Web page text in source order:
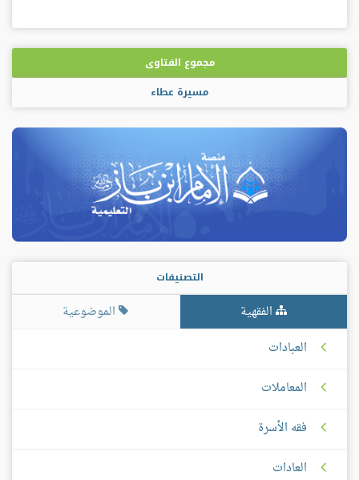
مجموع الفتاوى
مسيرة عطاء
التصنيفات
الفقهية
الموضوعية
العبادات
المعاملات
فقه الأسرة
العادات